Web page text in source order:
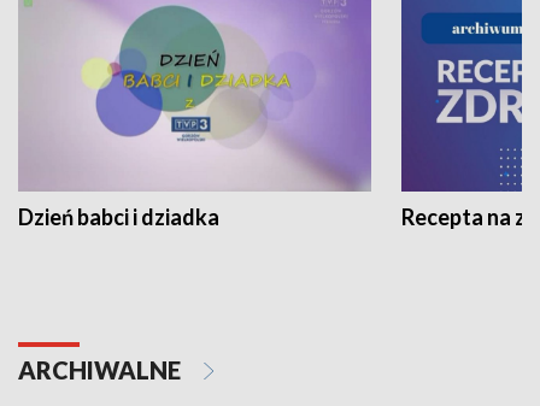
Dzień babci i dziadka Recepta na
ARCHIWALNE